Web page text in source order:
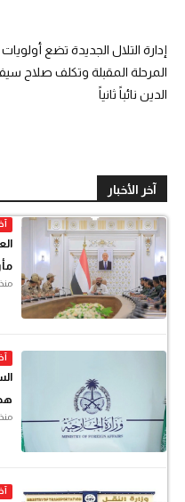
إدارة التلال الجديدة تضع أولويات
المرحلة المقبلة وتكلف صلاح
الدين نائباً ثانياً
آخر الأخبار
منذ 6 ساعات
منذ 8 ساعات